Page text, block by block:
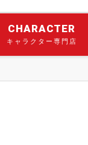
CHARACTER
キャラクター専門店